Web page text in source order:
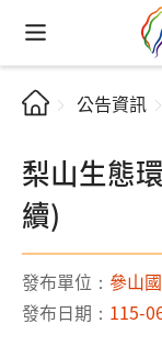
公告資訊
梨山生態
續)
發布單位： 參山
發布日期： 115-